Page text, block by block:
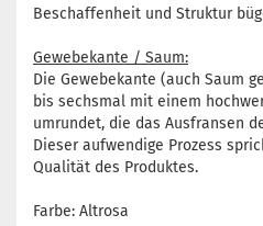
Beschaffenheit und Struktur
Gewebekante / Saum:
Die Gewebekante (auch Saum
bis sechsmal mit einem
umrundet, die das Ausfransen
Dieser aufwendige Prozess
Qualität des Produktes.
Farbe: Altrosa